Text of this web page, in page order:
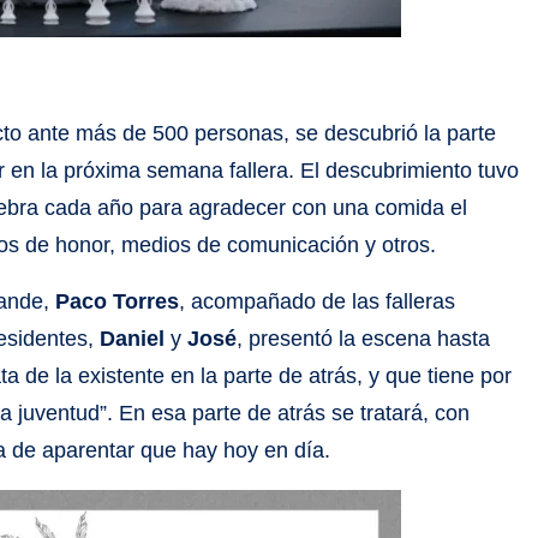
ante más de 500 personas, se descubrió la parte
la próxima semana fallera. El descubrimiento tuvo
cada año para agradecer con una comida el
de honor, medios de comunicación y otros.
Paco Torres, acompañado de las falleras
DanielyJosé, presentó la escena hasta
de la existente en la parte de atrás, y que tiene por
En esa parte de atrás se tratará, con
de aparentar que hay hoy en día.